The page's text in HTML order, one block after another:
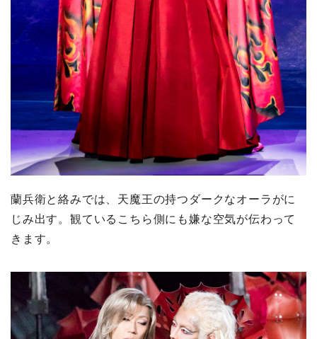
蘭兵衛と絡みでは、天魔王の持つダークなオーラがに
じみ出す。観ているこちら側にも嫌な空気が伝わって
きます。